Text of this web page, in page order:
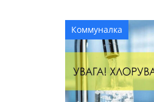
Коммуналка